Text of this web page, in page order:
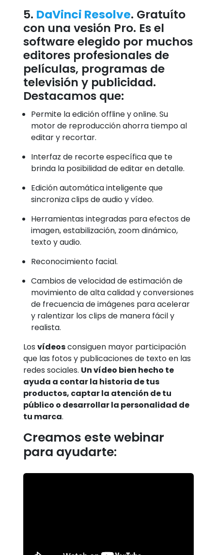
5. DaVinci Resolve. Gratuíto
con una vesión Pro. Es el
software elegido por muchos
editores profesionales de
películas, programas de
televisión y publicidad.
Destacamos que:
Permite la edición offline y online. Su
motor de reproducción ahorra tiempo al
editar y recortar.
Interfaz de recorte específica que te
brinda la posibilidad de editar en detalle.
Edición automática inteligente que
sincroniza clips de audio y vídeo.
Herramientas integradas para efectos de
imagen, estabilización, zoom dinámico,
texto y audio.
Reconocimiento facial.
Cambios de velocidad de estimación de
movimiento de alta calidad y conversiones
de frecuencia de imágenes para acelerar
y ralentizar los clips de manera fácil y
realista.
Los vídeosconsiguen mayor participación
que las fotos y publicaciones de texto en las
redes sociales. Un vídeo bien hecho te
ayuda a contar la historia de tus
productos, captar la atención de tu
público o desarrollar la personalidad de
tu marca.
Creamos este webinar
para ayudarte: